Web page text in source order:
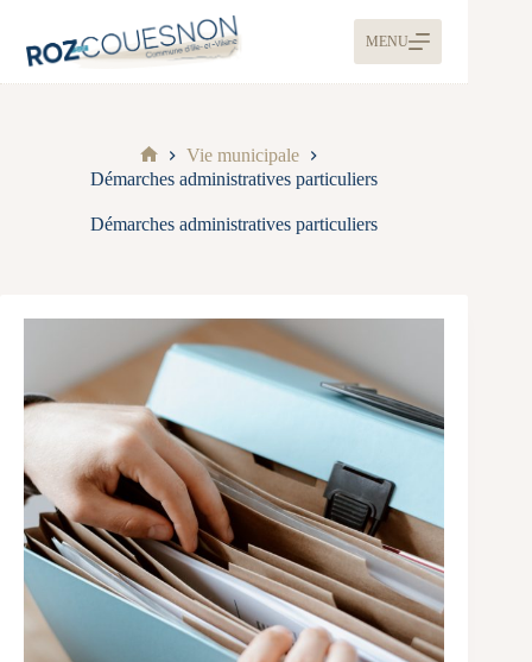
MENU
Vie municipale
Démarches administratives particuliers
Démarches administratives particuliers